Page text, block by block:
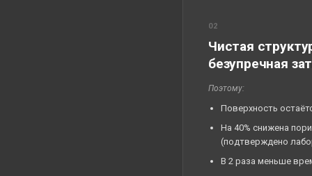
02
Чистая
безупречная
Поэтому:
Поверхность
На 40% снижена
(подтверждено
В 2 раза меньше